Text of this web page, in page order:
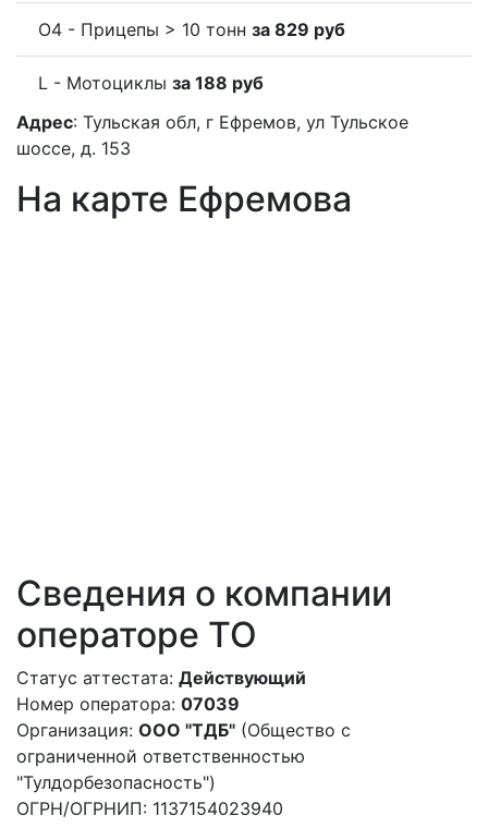
O4 - Прицепы > 10 тонн за 829 руб
L - Мотоциклы за 188 руб
Адрес: Тульская обл, г Ефремов, ул Тульское
шоссе, д. 153
На карте Ефремова
Сведения о компании
операторе ТО
Статус аттестата: Действующий
Номер оператора: 07039
Организация: ООО "ТДБ" (Общество с
ограниченной ответственностью
"Тулдорбезопасность")
ОГРН/ОГРНИП: 1137154023940